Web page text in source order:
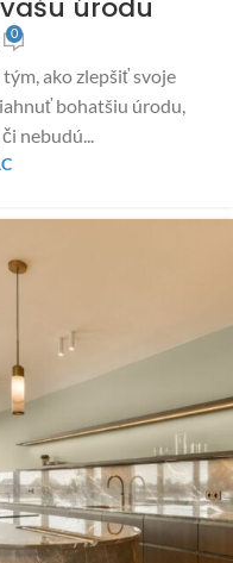
úrodu
0
ako zlepšiť svoje
bohatšiu úrodu,
nebudú...